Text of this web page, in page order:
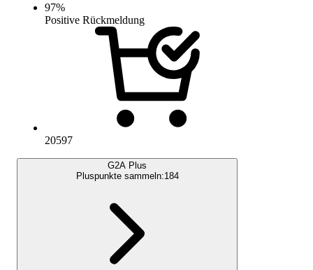
97%
Positive Rückmeldung
20597
G2A Plus
Pluspunkte sammeln:184